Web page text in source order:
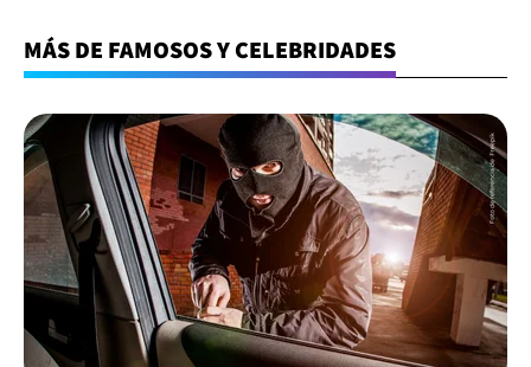
MÁS DE FAMOSOS Y CELEBRIDADES